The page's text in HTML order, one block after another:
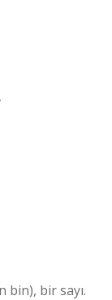
bin), bir sayı.